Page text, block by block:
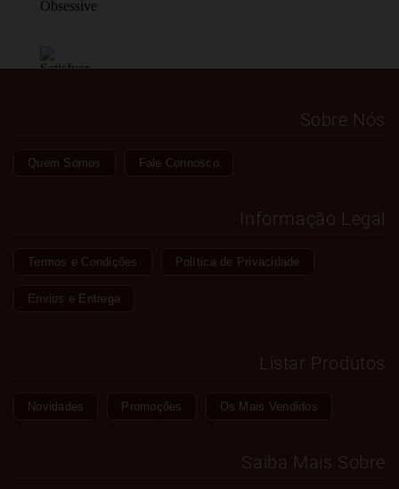
Sobre Nós
Quem Somos Fale Connosco
Informação Legal
Termos e Condições Política de Privacidade
Envios e Entrega
Listar Produtos
Novidades Promoções Os Mais Vendidos
Saiba Mais Sobre